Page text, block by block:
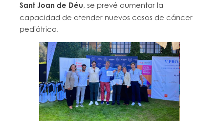
Sant Joan de Déu, se prevé aumentar la
capacidad de atender nuevos casos de cáncer
pediátrico.